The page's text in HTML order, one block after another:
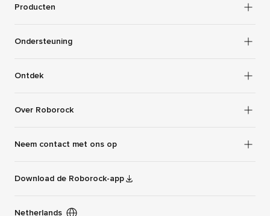
Producten
Ondersteuning
Ontdek
Over Roborock
Neem contact met ons op
Download de Roborock-app
Netherlands